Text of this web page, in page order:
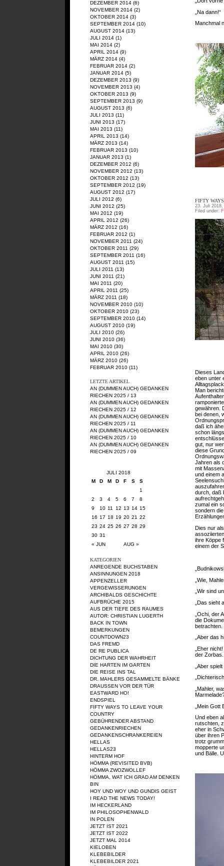
DEZEMBER 2014 (6)
NOVEMBER 2014 (2)
OKTOBER 2014 (3)
SEPTEMBER 2014 (10)
AUGUST 2014 (13)
JULI 2014 (1)
MAI 2014 (2)
APRIL 2014 (9)
MÄRZ 2014 (4)
FEBRUAR 2014 (2)
JANUAR 2014 (5)
DEZEMBER 2013 (9)
NOVEMBER 2013 (4)
OKTOBER 2013 (9)
SEPTEMBER 2013 (9)
AUGUST 2013 (6)
JULI 2013 (11)
JUNI 2013 (17)
MAI 2013 (11)
APRIL 2013 (14)
MÄRZ 2013 (14)
FEBRUAR 2013 (10)
JANUAR 2013 (1)
DEZEMBER 2012 (6)
NOVEMBER 2012 (13)
OKTOBER 2012 (13)
SEPTEMBER 2012 (19)
AUGUST 2012 (17)
JULI 2012 (6)
JUNI 2012 (25)
MAI 2012 (19)
APRIL 2012 (26)
MÄRZ 2012 (16)
FEBRUAR 2012 (1)
NOVEMBER 2011 (24)
OKTOBER 2011 (29)
SEPTEMBER 2011 (16)
AUGUST 2011 (15)
JULI 2011 (13)
JUNI 2011 (21)
MAI 2011 (20)
APRIL 2011 (25)
MÄRZ 2011 (18)
NOVEMBER 2010 (10)
OKTOBER 2010 (23)
SEPTEMBER 2010 (14)
AUGUST 2010 (19)
JULI 2010 (26)
JUNI 2010 (36)
MAI 2010 (30)
APRIL 2010 (26)
MÄRZ 2010 (26)
FEBRUAR 2010 (11)
LETZTE ARTIKEL
AN (DUMMEN AUCH) GEDANKEN
RIECHEN 2025 / 13
AN (DUMMEN AUCH) GEDANKEN
RIECHEN 2025 / 12
AN (DUMMEN AUCH) GEDANKEN
RIECHEN 2025 / 11
AN (DUMMEN AUCH) GEDANKEN
RIECHEN 2025 / 10
AN (DUMMEN AUCH) GEDANKEN
RIECHEN 2025 / 09
JULI 2018
M
D M D F S S
« JUN AUG »
1
2
3 4 5 6 7
8
9
10 11 12 13 14 15
16 17 18 19 20 21 22
23 24 25 26 27 28 29
30 31
KATEGORIEN
ANREGENDE BUCHSTABEN
ANSINNUNGEN 2018
APPENZELLER
VERGEWISSERUNGEN
ARCHIBALDS GESCHICHTE
AUFBRÜCHE 2015
AUS DER TIEFE DES RAUMES
AUTOR: CHRISTIAN LUGERTH
BACK IN TOWN
BEMERKUNGEN
COUNTDOWN23
DAS FREMD
DE RE PUBLICA
DICHTUNG DER WAHRHEIT
DIE HARTEN IM GARTEN
DIE REISE INS TAL
DR. MAHLERS GESAMMELTE BÄNKE
DRAUSSEN VOR DER TÜR
EASTWARD HO!
ENDSPIEL
FIFTY WAYS TO LEAVE YOUR
COUNTRY
GEBÜHRENDER ABSTAND
GEDANKENRIECHEN
GEDANKENSCHRANKEREIEN
HELLAS
HELLAS23
HINTERM HOF
HÖMMA (REVISITED BVB)
HÖMMA ZWOZWOLLEF
HÖMMA, WAT ICH GRAD AM DENKEN
BIN
HOY UND WOY UND GUNDIS GEIST
I READ THE NEWS TODAY!
IM HECKERLAND
IM PHILOSOPHENWALD
IN POLEN
JETZT IST 2021
JETZT IST 2022
JETZT MAL 2014
KIELOBEN
KLEBEBILDER
KLEBEBILDER 2021
„Na dann!“
Manchmal
FIFTY
23. Juli 2018,
Filed under:
Dieses
eben unter
Man
gewähren.
bei denen,
daß ich
schon
gut, nur
diese
Jahren als
mit
und einem
durch, daß
zumal ein
sondern
Dies nur
ihre Köppe
einem der
„Wie,
„Wir sind
„Das sieht
„Ochi, der
die
betrachten.
„Aber das
„Eher
der
„Aber
„Mahler,
„Mein
Und eben
rutschten,
eher in
über ihren
trotz
mopperte
und Bälle.